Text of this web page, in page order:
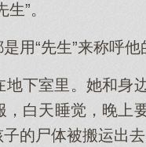
”。
用“先生”来称呼他
下室里。她和身
白天睡觉，晚上
的尸体被搬运出去